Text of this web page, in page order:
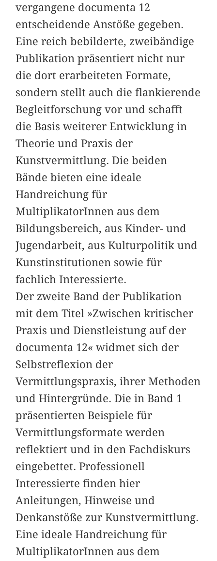
vergangene documenta 12
entscheidende Anstöße gegeben.
Eine reich bebilderte, zweibändige
Publikation präsentiert nicht nur
die dort erarbeiteten Formate,
sondern stellt auch die flankierende
Begleitforschung vor und schafft
die Basis weiterer Entwicklung in
Theorie und Praxis der
Kunstvermittlung. Die beiden
Bände bieten eine ideale
Handreichung für
MultiplikatorInnen aus dem
Bildungsbereich, aus Kinder- und
Jugendarbeit, aus Kulturpolitik und
Kunstinstitutionen sowie für
fachlich Interessierte.
Der zweite Band der Publikation
mit dem Titel »Zwischen kritischer
Praxis und Dienstleistung auf der
documenta 12« widmet sich der
Selbstreflexion der
Vermittlungspraxis, ihrer Methoden
und Hintergründe. Die in Band 1
präsentierten Beispiele für
Vermittlungsformate werden
reflektiert und in den Fachdiskurs
eingebettet. Professionell
Interessierte finden hier
Anleitungen, Hinweise und
Denkanstöße zur Kunstvermittlung.
Eine ideale Handreichung für
MultiplikatorInnen aus dem